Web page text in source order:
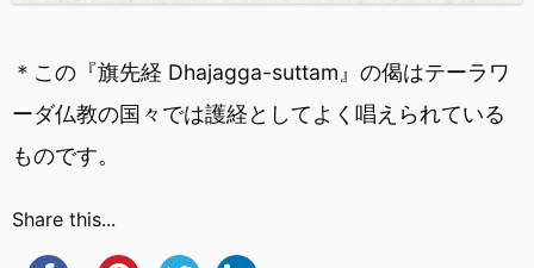
＊この『旗先経 Dhajagga-suttam』の偈はテーラワ
ーダ仏教の国々では護経としてよく唱えられている
ものです。
Share this...